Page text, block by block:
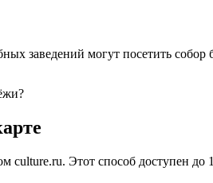
заведений могут посетить собор
Этот способ доступен до